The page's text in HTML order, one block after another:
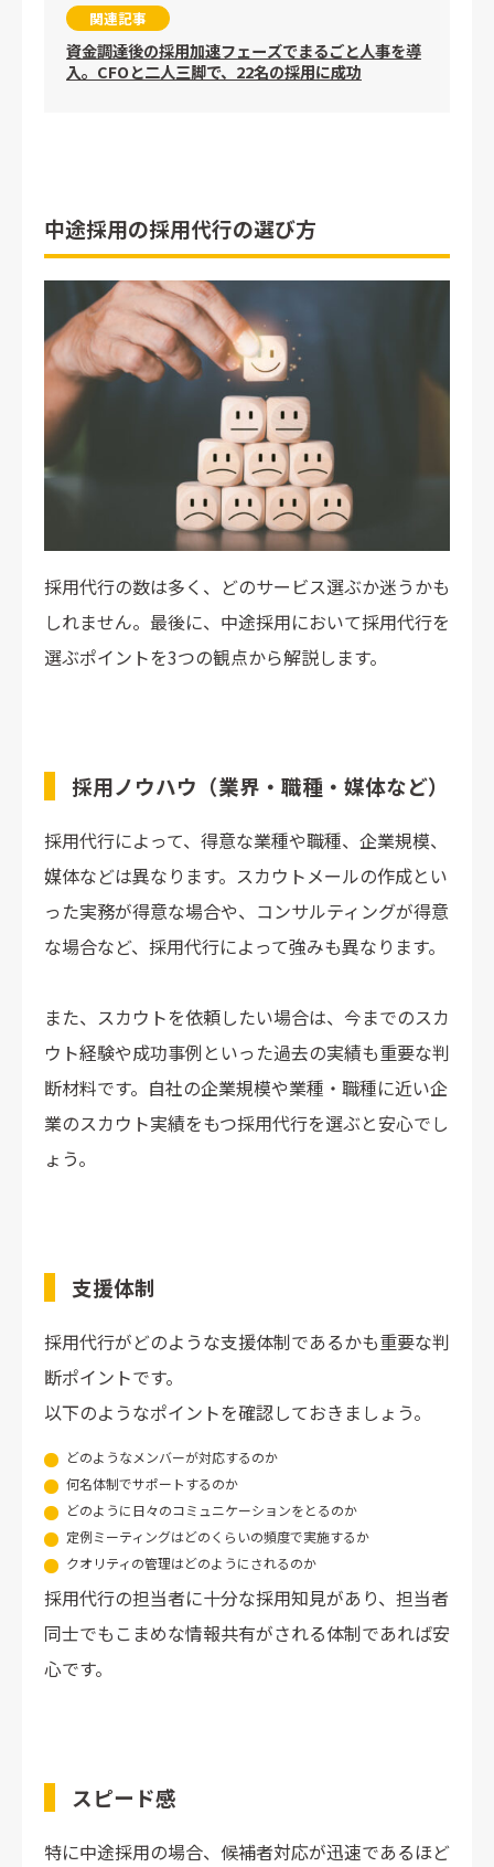
関連記事
資金調達後の採用加速フェーズでまるごと人事を導
入。CFOと二人三脚で、22名の採用に成功
中途採用の採用代行の選び方
採用代行の数は多く、どのサービス選ぶか迷うかも
しれません。最後に、中途採用において採用代行を
選ぶポイントを3つの観点から解説します。
採用ノウハウ（業界・職種・媒体など）
採用代行によって、得意な業種や職種、企業規模、
媒体などは異なります。スカウトメールの作成とい
った実務が得意な場合や、コンサルティングが得意
な場合など、採用代行によって強みも異なります。
また、スカウトを依頼したい場合は、今までのスカ
ウト経験や成功事例といった過去の実績も重要な判
断材料です。自社の企業規模や業種・職種に近い企
業のスカウト実績をもつ採用代行を選ぶと安心でし
ょう。
支援体制
採用代行がどのような支援体制であるかも重要な判
断ポイントです。
以下のようなポイントを確認しておきましょう。
どのようなメンバーが対応するのか
何名体制でサポートするのか
どのように日々のコミュニケーションをとるのか
定例ミーティングはどのくらいの頻度で実施するか
クオリティの管理はどのようにされるのか
採用代行の担当者に十分な採用知見があり、担当者
同士でもこまめな情報共有がされる体制であれば安
心です。
スピード感
特に中途採用の場合、候補者対応が迅速であるほど